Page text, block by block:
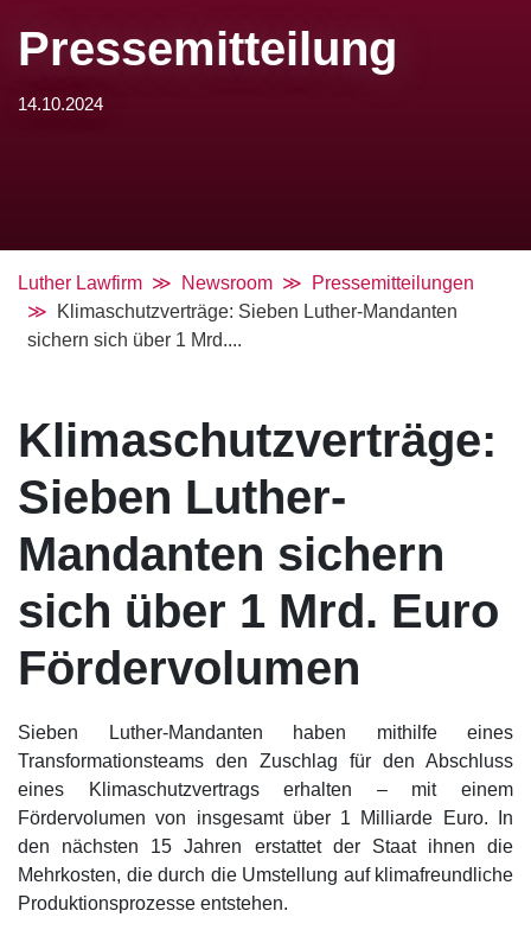
Pressemitteilung
14.10.2024
Luther Lawfirm Newsroom
Pressemitteilungen
Klimaschutzverträge: Sieben Luther-Mandanten
sichern sich über 1 Mrd....
Klimaschutzverträge:
Sieben Luther-
Mandanten sichern
sich über 1 Mrd. Euro
Fördervolumen
Sieben Luther-Mandanten haben mithilfe eines
Transformationsteams den Zuschlag für den Abschluss
eines Klimaschutzvertrags erhalten – mit einem
Fördervolumen von insgesamt über 1 Milliarde Euro. In
den nächsten 15 Jahren erstattet der Staat ihnen die
Mehrkosten, die durch die Umstellung auf klimafreundliche
Produktionsprozesse entstehen.